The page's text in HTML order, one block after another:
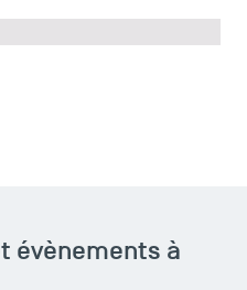
évènements à